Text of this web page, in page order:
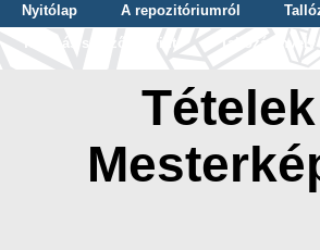
Nyitólap A repozitóriumról
Tallózás szerző szerint
Tallózás nyelv